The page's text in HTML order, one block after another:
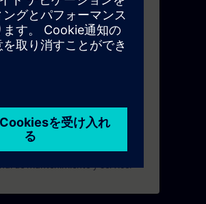
reportes y la
de mantenimiento y service.